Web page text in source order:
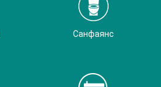
Санфаянс